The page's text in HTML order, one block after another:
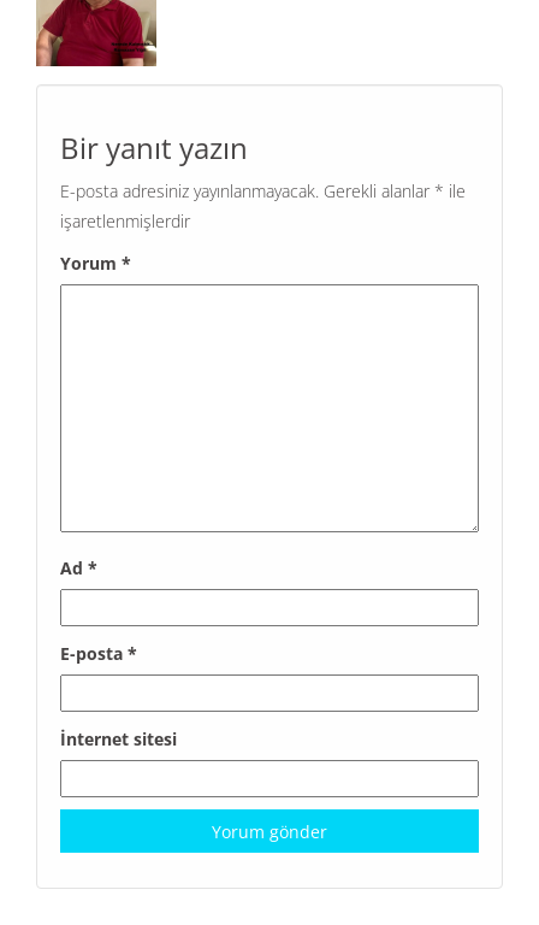
Bir yanıt yazın
E-posta adresiniz yayınlanmayacak. Gerekli alanlar * ile
işaretlenmişlerdir
Yorum *
Ad *
E-posta *
İnternet sitesi